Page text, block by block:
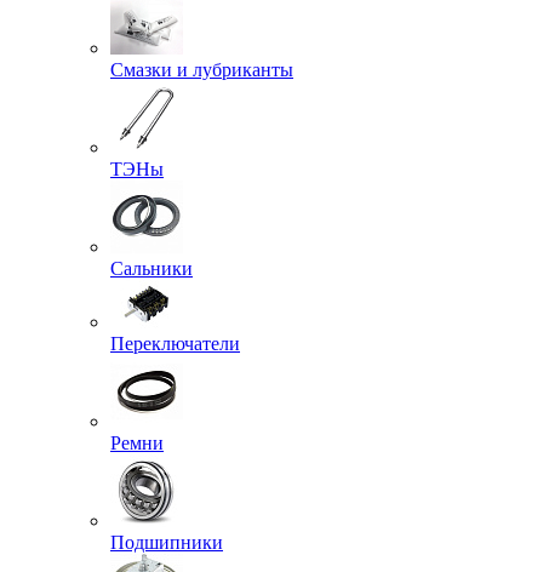
Смазки и лубриканты
ТЭНы
Сальники
Переключатели
Ремни
Подшипники